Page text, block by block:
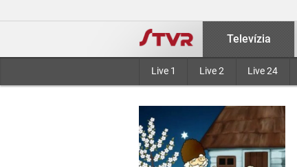
Televízia
Live 1 Live 2 Live 24